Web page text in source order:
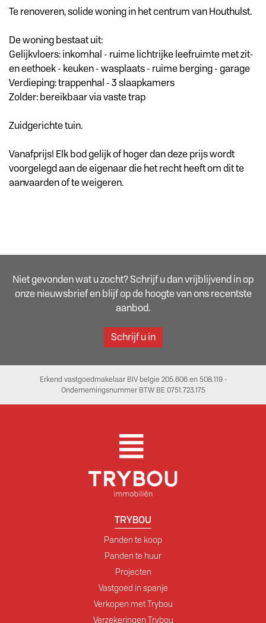
Te renoveren, solide woning in het centrum van Houthulst.
De woning bestaat uit:
Gelijkvloers: inkomhal - ruime lichtrijke leefruimte met zit-
en eethoek - keuken - wasplaats - ruime berging - garage
Verdieping: trappenhal - 3 slaapkamers
Zolder: bereikbaar via vaste trap
Zuidgerichte tuin.
Vanafprijs! Elk bod gelijk of hoger dan deze prijs wordt
voorgelegd aan de eigenaar die het recht heeft om dit te
aanvaarden of te weigeren.
Niet gevonden wat u zocht? Schrijf u dan vrijblijvend in op
onze nieuwsbrief en blijf op de hoogte van ons recentste
aanbod.
Schrijf u in
Erkend vastgoedmakelaar BIV belgie 205.606 en 508.119 -
Ondernemingsnummer BTW BE 0751.723.175
TRYBOU
Panden te koop
Panden te huur
Projecten
Vastgoed in spanje
Verkopen met Trybou
Verzekeringen Trybou